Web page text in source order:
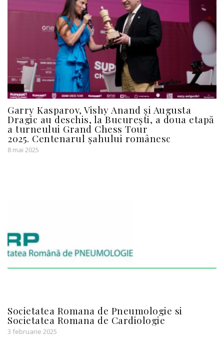
Garry Kasparov, Vishy Anand și Augusta
Dragic au deschis, la București, a doua etapă
a turneului Grand Chess Tour
2025. Centenarul șahului românesc
8 mai 2025
Societatea Romana de Pneumologie si
Societatea Romana de Cardiologie
3 februarie 2025